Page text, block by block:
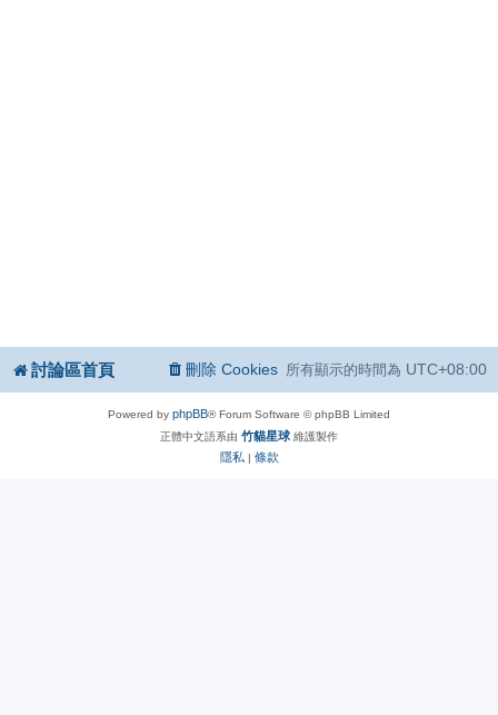
討論區首頁 所有顯示的時間為 UTC+08:00
刪除 Cookies
Powered by phpBB® Forum Software © phpBB Limited
正體中文語系由 竹貓星球 維護製作
隱私| 條款